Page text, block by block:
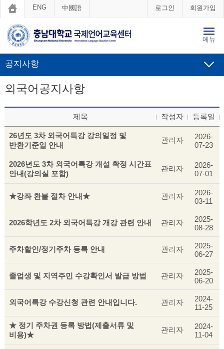
ENG 中國語 로그인 회원가입
메뉴
공지사항
외국어공지사항
제목 작성자 등록일
26년도 3차 외국어특강 강의일정 및
반환기준일 안내
관리자
2026-
07-23
2026년도 3차 외국어특강 개설 확정 시간표
안내(강의실 포함)
관리자
2026-
07-01
★강좌 환불 절차 안내★ 관리자
2026-
03-11
2026학년도 2차 외국어특강 개강 관련 안내 관리자
2025-
08-28
주차할인/정기주차 등록 안내 관리자
2025-
06-27
졸업생 및 지역주민 수강확인서 발급 방법 관리자
2025-
06-20
외국어특강 수강신청 관련 안내입니다. 관리자
2024-
11-25
★ 정기 주차권 등록 방법(제출서류 및
비용)★
관리자
2024-
11-04